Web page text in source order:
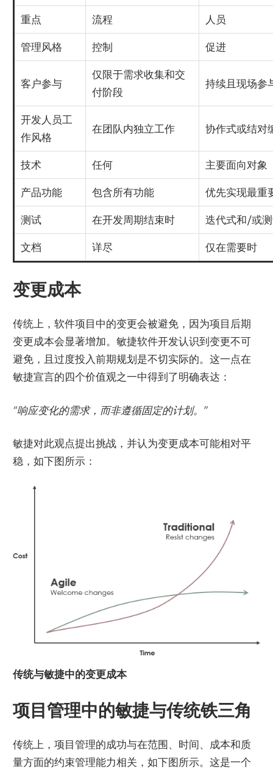
重点 流程 人员
管理风格 控制 促进
客户参与
仅限于需求收集和交
付阶段
持续且现场参
开发人员工
作风格
在团队内独立工作 协作式或结对
技术 任何 主要面向对象
产品功能 包含所有功能 优先实现最重
测试 在开发周期结束时 迭代式和/或
文档 详尽 仅在需要时
变更成本
传统上，软件项目中的变更会被避免，因为项目后期
变更成本会显著增加。敏捷软件开发认识到变更不可
避免，且过度投入前期规划是不切实际的。这一点在
敏捷宣言的四个价值观之一中得到了明确表达：
“响应变化的需求，而非遵循固定的计划。”
敏捷对此观点提出挑战，并认为变更成本可能相对平
稳，如下图所示：
传统与敏捷中的变更成本
项目管理中的敏捷与传统铁三角
传统上，项目管理的成功与在范围、时间、成本和质
量方面的约束管理能力相关，如下图所示。这是一个